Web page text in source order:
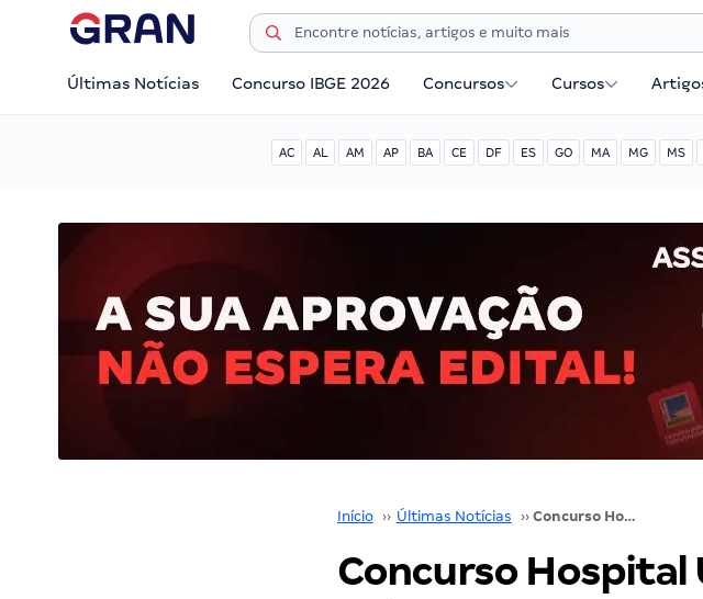
Últimas Notícias Concurso IBGE 2026 Concursos Cursos
AC AL AM AP BA CE DF ES GO MA MG MS
Início ›› Últimas Notícias ›› Concurso Hospital Universitário – Nível médio: Edital verticalizado grátis para técnico em enfermagem!
Concurso Hospital